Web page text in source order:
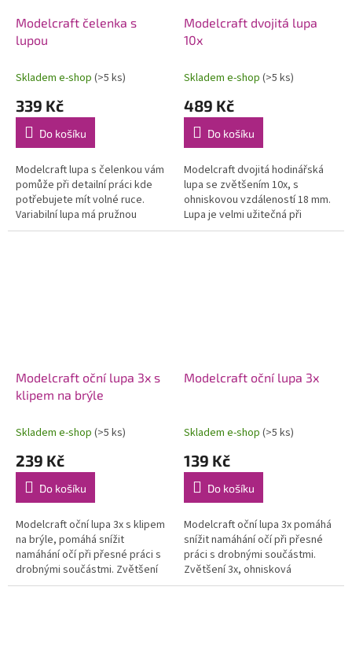
Modelcraft čelenka s
lupou
Skladem e-shop (>5 ks)
339 Kč
Do košíku
Modelcraft lupa s čelenkou vám
pomůže při detailní práci kde
potřebujete mít volné ruce.
Variabilní lupa má pružnou
čelenku na každou velikost
Modelcraft dvojitá lupa
10x
Skladem e-shop (>5 ks)
489 Kč
Do košíku
Modelcraft dvojitá hodinářská
lupa se zvětšením 10x, s
ohniskovou vzdáleností 18 mm.
Lupa je velmi užitečná při
zkoumání známek, šperků nebo
Modelcraft oční lupa 3x s
klipem na brýle
Skladem e-shop (>5 ks)
239 Kč
Do košíku
Modelcraft oční lupa 3x s klipem
na brýle, pomáhá snížit
namáhání očí při přesné práci s
drobnými součástmi. Zvětšení
3x, ohnisková vzdálenost 87mm.
Modelcraft oční lupa 3x
Skladem e-shop (>5 ks)
139 Kč
Do košíku
Modelcraft oční lupa 3x pomáhá
snížit namáhání očí při přesné
práci s drobnými součástmi.
Zvětšení 3x, ohnisková
vzdálenost 87mm. Délka 40mm,